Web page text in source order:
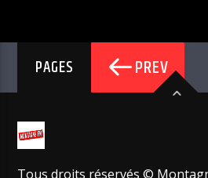
Montagne FM
PAGES PREV
Tous droits réservés ©